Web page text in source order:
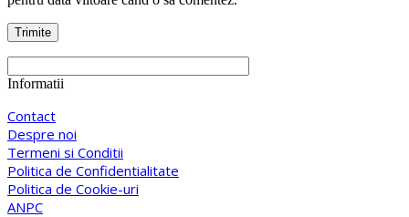
Informatii
Contact
Despre noi
Termeni si Conditii
Politica de Confidentialitate
Politica de Cookie-uri
ANPC